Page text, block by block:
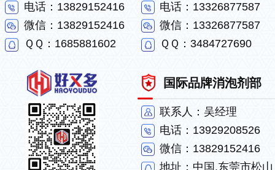
国际品牌消泡剂部
联系人：吴经理
电话：13929208526
微信：13829152416
地址：中国.东莞市松山
电话：13829152416
微信：13829152416
ＱＱ：1685881602
电话：13326877587
微信：13326877587
ＱＱ：3484727690